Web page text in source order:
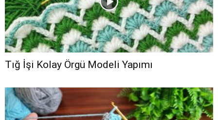
Tığ İşi Kolay Örgü Modeli Yapımı